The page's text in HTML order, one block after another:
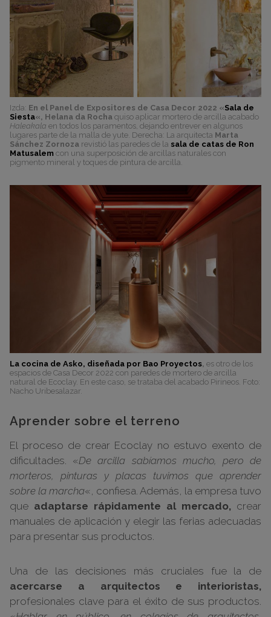
Izda: En el Panel de Expositores de Casa Decor 2022 «Sala de
Siesta«, Helana da Rocha quiso aplicar mortero de arcilla acabado
Haleakala en todos los paramentos, dejando entrever en algunos
lugares parte de la malla de yute. Derecha: La arquitecta Marta
Sánchez Zornoza revistió las paredes de la sala de catas de Ron
Matusalem con una superposición de arcillas naturales con
pigmento mineral y toques de pintura de arcilla.
La cocina de Asko, diseñada por Bao Proyectos, es otro de los
espacios de Casa Decor 2022 con paredes de mortero de arcilla
natural de Ecoclay. En este caso, se trataba del acabado Pirineos. Foto:
Nacho Uribesalazar.
Aprender sobre el terreno
El proceso de crear Ecoclay no estuvo exento de
dificultades. «De arcilla sabíamos mucho, pero de
morteros, pinturas y placas tuvimos que aprender
sobre la marcha«, confiesa. Además, la empresa tuvo
que adaptarse rápidamente al mercado, crear
manuales de aplicación y elegir las ferias adecuadas
para presentar sus productos.
Una de las decisiones más cruciales fue la de
acercarse a arquitectos e interioristas,
profesionales clave para el éxito de sus productos.